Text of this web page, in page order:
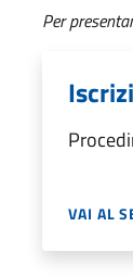
Per
VAI AL